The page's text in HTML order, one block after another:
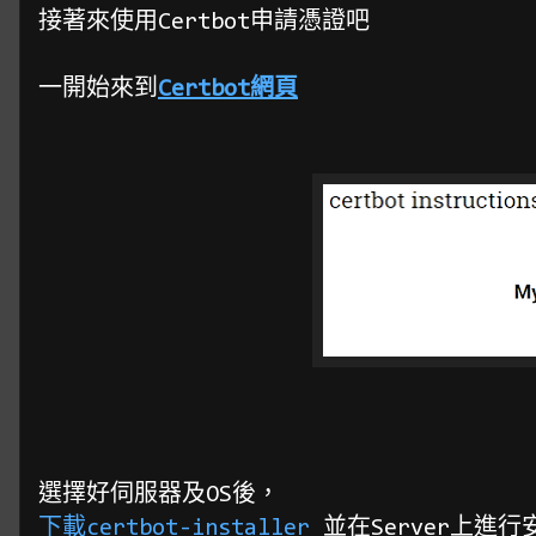
接著來使用Certbot申請憑證吧
一開始來到Certbot網頁
選擇好伺服器及OS後，
下載certbot-installer 並在Server上進行